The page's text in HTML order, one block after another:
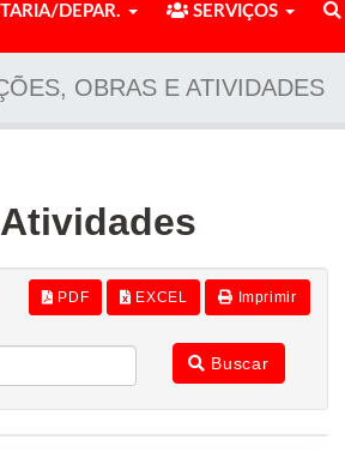
DEPAR. SERVIÇOS
OBRAS E ATIVIDADES
PDF EXCEL
Imprimir
Buscar